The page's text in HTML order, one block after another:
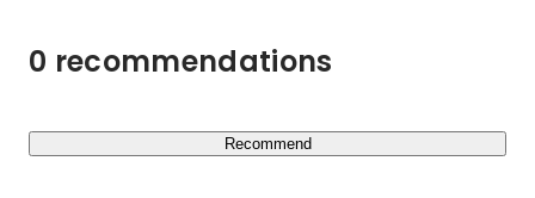
0 recommendations
Recommend